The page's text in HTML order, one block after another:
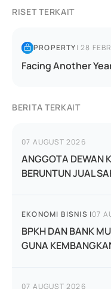
RISET TERKAIT
PROPERTY|28
Facing Another
BERITA TERKAIT
07 AUGUST 2026
ANGGOTA DEWAN
BERUNTUN JUAL
EKONOMI BISNIS |07
BPKH DAN BANK
GUNA
07 AUGUST 2026